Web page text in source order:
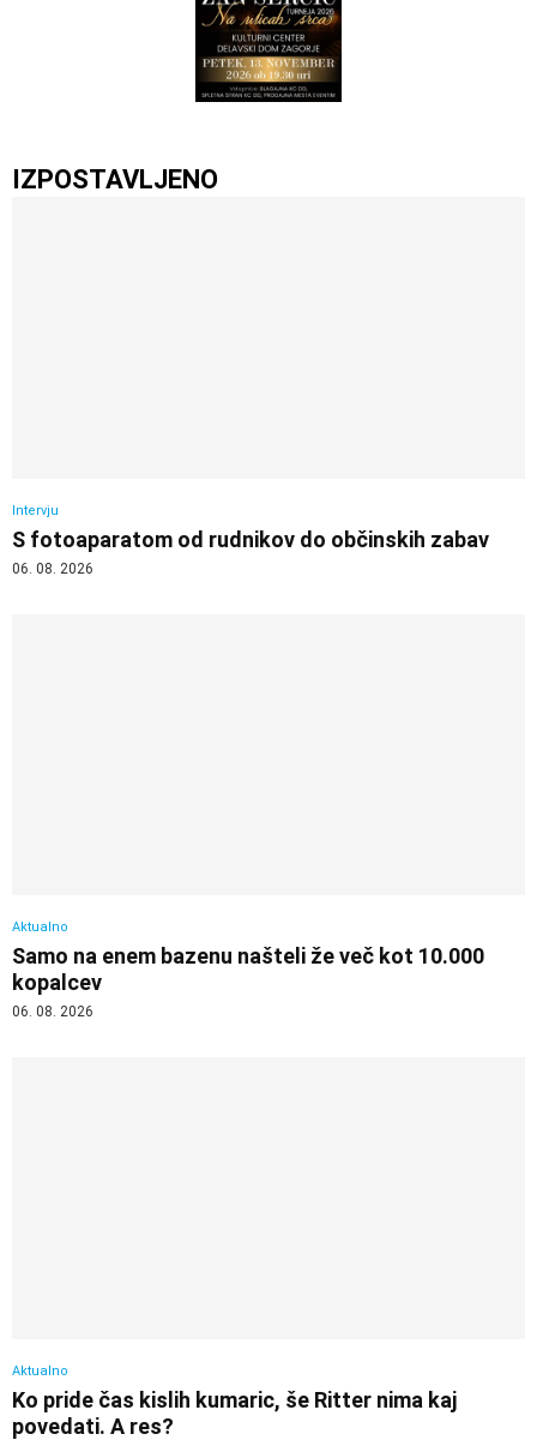
IZPOSTAVLJENO
Intervju
S fotoaparatom od rudnikov do občinskih zabav
06. 08. 2026
Aktualno
Samo na enem bazenu našteli že več kot 10.000
kopalcev
06. 08. 2026
Aktualno
Ko pride čas kislih kumaric, še Ritter nima kaj
povedati. A res?